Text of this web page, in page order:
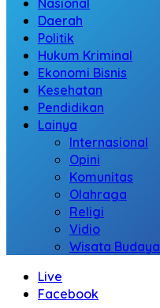
Daerah
Politik
Hukum Kriminal
Ekonomi Bisnis
Kesehatan
Pendidikan
Lainya
Internasional
Opini
Komunitas
Olahraga
Religi
Vidio
Wisata Budaya
Live
Facebook